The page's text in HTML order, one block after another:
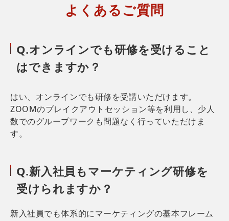
よくあるご質問
Q.オンラインでも研修を受けること
はできますか？
はい、オンラインでも研修を受講いただけます。
ZOOMのブレイクアウトセッション等を利用し、少人
数でのグループワークも問題なく行っていただけま
す。
Q.新入社員もマーケティング研修を
受けられますか？
新入社員でも体系的にマーケティングの基本フレーム